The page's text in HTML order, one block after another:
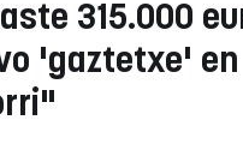
315.000
'gaztetxe' en